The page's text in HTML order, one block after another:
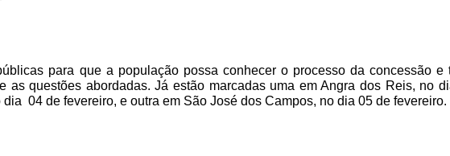
para que a população possa conhecer o processo da concessão e
as questões abordadas. Já estão marcadas uma em Angra dos Reis, no
04 de fevereiro, e outra em São José dos Campos, no dia 05 de fevereiro.